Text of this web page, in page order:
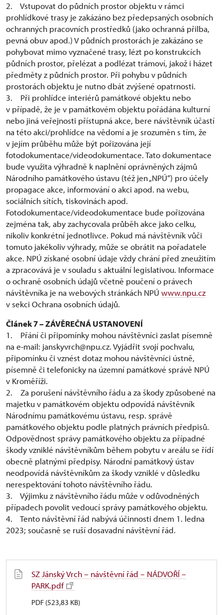
2. Vstupovat do půdních prostor objektu v rámci
prohlídkové trasy je zakázáno bez předepsaných osobních
ochranných pracovních prostředků (jako ochranná přilba,
pevná obuv apod.) V půdních prostorách je zakázáno se
pohybovat mimo vyznačené trasy, lézt po konstrukcích
půdních prostor, přelézat a podlézat trámoví, jakož i házet
předměty z půdních prostor. Při pohybu v půdních
prostorách objektu je nutno dbát zvýšené opatrnosti.
3. Při prohlídce interiérů památkové objektu nebo
v případě, že je v památkovém objektu pořádána kulturní
nebo jiná veřejnosti přístupná akce, bere návštěvník účastí
na této akci/prohlídce na vědomí a je srozuměn s tím, že
v jejím průběhu může být pořizována její
fotodokumentace/videodokumentace. Tato dokumentace
bude využita výhradně k naplnění oprávněných zájmů
Národního památkového ústavu (též jen „NPÚ“) pro účely
propagace akce, informování o akci apod. na webu,
sociálních sítích, tiskovinách apod.
Fotodokumentace/videodokumentace bude pořizována
zejména tak, aby zachycovala průběh akce jako celku,
nikoliv konkrétní jednotlivce. Pokud má návštěvník vůči
tomuto jakékoliv výhrady, může se obrátit na pořadatele
akce. NPÚ získané osobní údaje vždy chrání před zneužitím
a zpracovává je v souladu s aktuální legislativou. Informace
o ochraně osobních údajů včetně poučení o právech
návštěvníka je na webových stránkách NPÚ www.npu.cz
v sekci Ochrana osobních údajů.
Článek 7 – ZÁVĚREČNÁ USTANOVENÍ
1. Přání či připomínky mohou návštěvníci zaslat písemně
na e-mail: janskyvrch@npu.cz. Vyjádřit svojí pochvalu,
připomínku či vznést dotaz mohou návštěvníci ústně,
písemně či telefonicky na územní památkové správě NPÚ
v Kroměříži.
2. Za porušení návštěvního řádu a za škody způsobené na
majetku v památkovém objektu odpovídá návštěvník
Národnímu památkovému ústavu, resp. správě
památkového objektu podle platných právních předpisů.
Odpovědnost správy památkového objektu za případné
škody vzniklé návštěvníkům během pobytu v areálu se řídí
obecně platnými předpisy. Národní památkový ústav
neodpovídá návštěvníkům za škody vzniklé v důsledku
nerespektování tohoto návštěvního řádu.
3. Výjimku z návštěvního řádu může v odůvodněných
případech povolit vedoucí správy památkového objektu.
4. Tento návštěvní řád nabývá účinnosti dnem 1. ledna
2023; současně se ruší dosavadní návštěvní řád.
SZ Jánský Vrch – návštěvní řád – NÁDVOŘÍ –
PARK.pdf
PDF (523,83 KB)